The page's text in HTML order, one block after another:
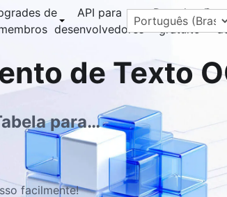
de
API para
desenvolvedores
Download
gratuito
de Texto
para
facilmente!